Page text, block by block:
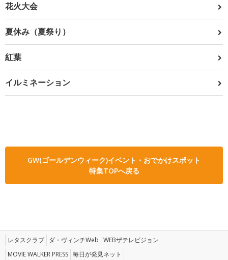
花火大会
夏休み（夏祭り）
紅葉
イルミネーション
GW(ゴールデンウィーク)イベント・おでかけスポット
特集TOPへ戻る
レタスクラブ ダ・ヴィンチWeb WEBザテレビジョン
MOVIE WALKER PRESS 毎日が発見ネット